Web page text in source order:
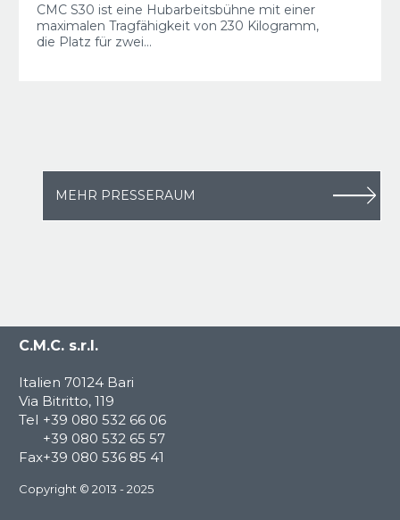
CMC S30 ist eine Hubarbeitsbühne mit einer
maximalen Tragfähigkeit von 230 Kilogramm,
die Platz für zwei...
MEHR PRESSERAUM
C.M.C. s.r.l.
Italien 70124 Bari
Via Bitritto, 119
Tel +39 080 532 66 06
+39 080 532 65 57
Fax+39 080 536 85 41
Copyright © 2013 - 2025